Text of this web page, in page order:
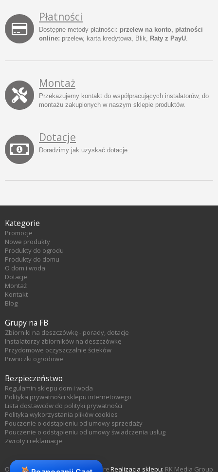
Płatności
Dostępne metody płatności: przelew na konto, płatności
online: przelew, karta kredytowa, Blik, Raty z PayU
Montaż
Przekazujemy kontakt do współpracujących instalatorów, do
montażu zakupionych w naszym sklepie produktów.
Dotacje
Doradzimy jak uzyskać dotacje.
Kategorie
Promocje
Nowe produkty
Produkty do ogrodu
Produkty do domu
O dom i woda
Dotacje
Montaż
Kontakt
Blog
Grupy na FB
Zbiorniki na deszczówkę - porady, dotacje
Instalatorzy zbiorników na deszczówkę
Przydomowe oczyszczalnie ścieków
Piwniczki ogrodowe
Bezpieczeństwo
Regulamin sklepu dom i woda
Polityka prywatności sklepu internetowego
Lista dostawców do polityki prywatności
Polityka wykorzystania plików cookies
Pouczenie o odstąpieniu od umowy sprzedaży
Pouczenie o odstąpieniu od umowy świadczenia usług
Zwroty i reklamacje
Realizacja sklepu: RK Media Group
Oprogramowanie sklepu KQS.store